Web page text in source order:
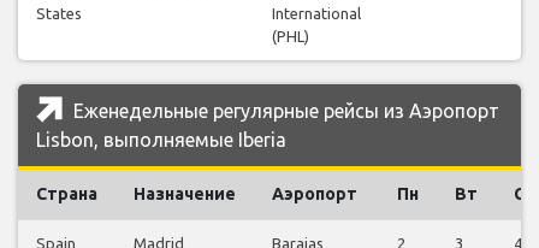
States
International
(PHL)
Еженедельные регулярные рейсы из Аэропорт
Lisbon, выполняемые Iberia
Страна Назначение Аэропорт Пн Вт Ср
Spain Madrid
Barajas
2 3 4